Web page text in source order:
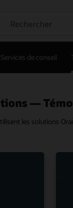
Services de conseil
—
les solutions